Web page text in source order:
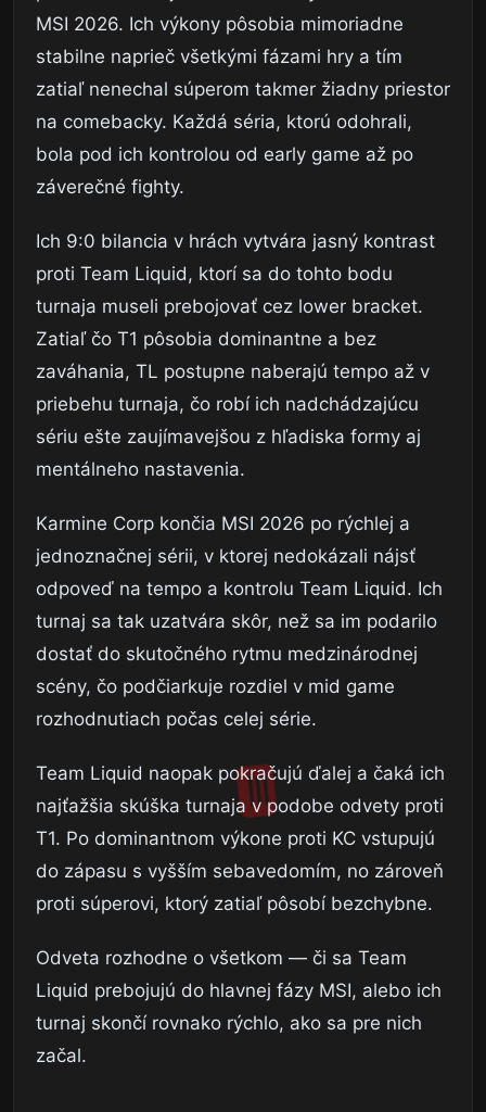
MSI 2026. Ich výkony pôsobia mimoriadne
stabilne naprieč všetkými fázami hry a tím
zatiaľ nenechal súperom takmer žiadny priestor
na comebacky. Každá séria, ktorú odohrali,
bola pod ich kontrolou od early game až po
záverečné fighty.
Ich 9:0 bilancia v hrách vytvára jasný kontrast
proti Team Liquid, ktorí sa do tohto bodu
turnaja museli prebojovať cez lower bracket.
Zatiaľ čo T1 pôsobia dominantne a bez
zaváhania, TL postupne naberajú tempo až v
priebehu turnaja, čo robí ich nadchádzajúcu
sériu ešte zaujímavejšou z hľadiska formy aj
mentálneho nastavenia.
Karmine Corp končia MSI 2026 po rýchlej a
jednoznačnej sérii, v ktorej nedokázali nájsť
odpoveď na tempo a kontrolu Team Liquid. Ich
turnaj sa tak uzatvára skôr, než sa im podarilo
dostať do skutočného rytmu medzinárodnej
scény, čo podčiarkuje rozdiel v mid game
rozhodnutiach počas celej série.
Team Liquid naopak pokračujú ďalej a čaká ich
najťažšia skúška turnaja v podobe odvety proti
T1. Po dominantnom výkone proti KC vstupujú
do zápasu s vyšším sebavedomím, no zároveň
proti súperovi, ktorý zatiaľ pôsobí bezchybne.
Odveta rozhodne o všetkom — či sa Team
Liquid prebojujú do hlavnej fázy MSI, alebo ich
turnaj skončí rovnako rýchlo, ako sa pre nich
začal.